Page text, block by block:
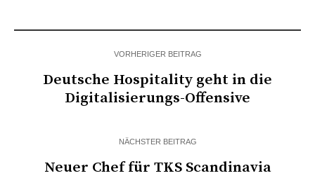
VORHERIGER BEITRAG
Deutsche Hospitality geht in die
Digitalisierungs-Offensive
NÄCHSTER BEITRAG
Neuer Chef für TKS Scandinavia